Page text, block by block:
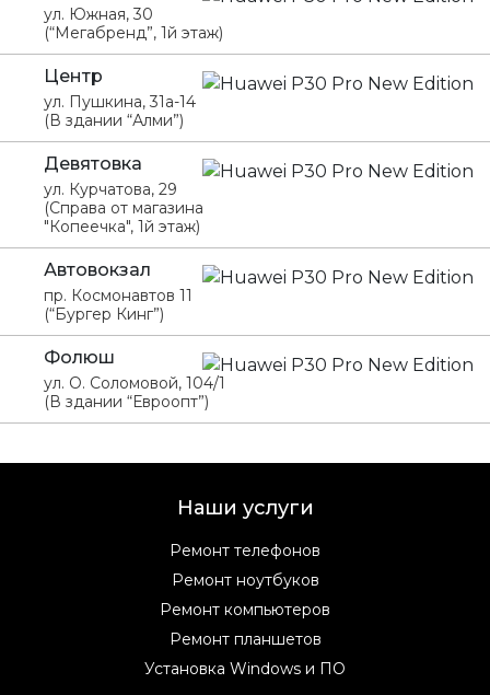
ул. Южная, 30
(“Мегабренд”, 1й этаж)
Центр
ул. Пушкина, 31а-14
(В здании “Алми”)
Девятовка
ул. Курчатова, 29
(Справа от магазина
"Копеечка", 1й этаж)
Автовокзал
пр. Космонавтов 11
(“Бургер Кинг”)
Фолюш
ул. О. Соломовой, 104/1
(В здании “Евроопт”)
Наши услуги
Ремонт телефонов
Ремонт ноутбуков
Ремонт компьютеров
Ремонт планшетов
Установка Windows и ПО